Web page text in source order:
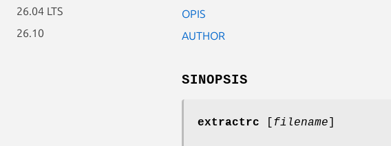
26.04 LTS
26.10
OPIS
AUTHOR
SINOPSIS
extractrc filename